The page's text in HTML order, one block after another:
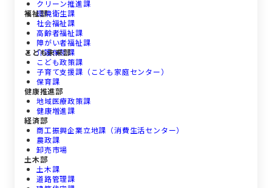
クリーン推進課
環境衛生課
福祉部
社会福祉課
高齢者福祉課
障がい者福祉課
介護保険課
こども未来部
こども政策課
子育て支援課（こども家庭センター）
保育課
健康推進部
地域医療政策課
健康増進課
経済部
商工振興企業立地課（消費生活センター）
農政課
卸売市場
土木部
土木課
道路管理課